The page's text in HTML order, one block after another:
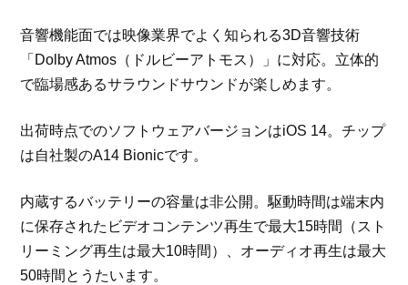
音響機能面では映像業界でよく知られる3D音響技術
「Dolby Atmos（ドルビーアトモス）」に対応。立体的
で臨場感あるサラウンドサウンドが楽しめます。
出荷時点でのソフトウェアバージョンはiOS 14。チップ
は自社製のA14 Bionicです。
内蔵するバッテリーの容量は非公開。駆動時間は端末内
に保存されたビデオコンテンツ再生で最大15時間（スト
リーミング再生は最大10時間）、オーディオ再生は最大
50時間とうたいます。